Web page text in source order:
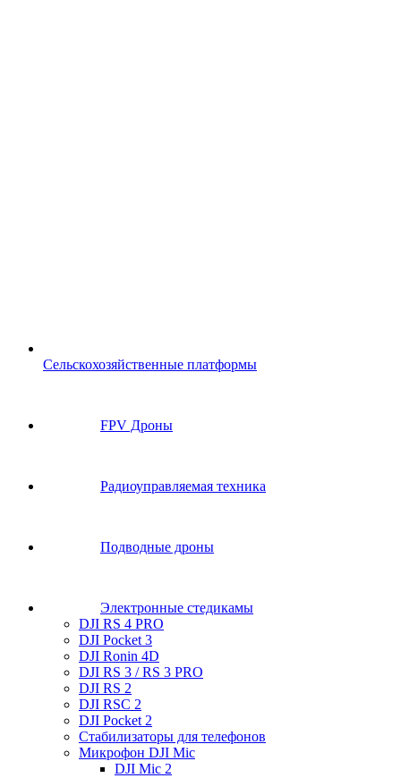
Сельскохозяйственные платформы
FPV Дроны
Радиоуправляемая техника
Подводные дроны
Электронные стедикамы
DJI RS 4 PRO
DJI Pocket 3
DJI Ronin 4D
DJI RS 3 / RS 3 PRO
DJI RS 2
DJI RSC 2
DJI Pocket 2
Стабилизаторы для телефонов
Микрофон DJI Mic
DJI Mic 2